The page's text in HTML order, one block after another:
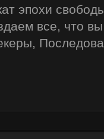
эпохи
все, что